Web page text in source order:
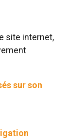
site internet,
sur son